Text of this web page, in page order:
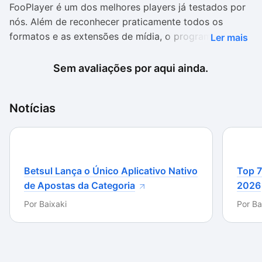
FooPlayer é um dos melhores players já testados por
nós. Além de reconhecer praticamente todos os
formatos e as extensões de mídia, o programa tem
Os vídeos são executados em excelente qualidade,
oferta de recursos adicionais para você acionar. E,
usar e navegar.
topo da janela quanto nos botões de controles na
tela. Você encontra com facilidade os recursos que
procura utilizando, por exemplo, os painéis de “áudio”
e “vídeo”, que separam bem as ferramentas para cada
Ler mais
Sem avaliações por aqui ainda.
Notícias
Betsul Lança o Único Aplicativo Nativo
de Apostas da Categoria
Por Baixaki
Top
2026
Por